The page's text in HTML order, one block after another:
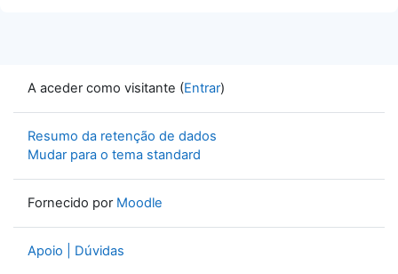
A aceder como visitante (Entrar)
Resumo da retenção de dados
Mudar para o tema standard
Fornecido por Moodle
Apoio | Dúvidas